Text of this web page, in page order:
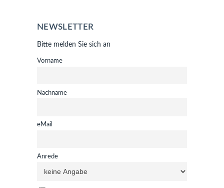
NEWSLETTER
Bitte melden Sie sich an
Vorname
Nachname
eMail
Anrede